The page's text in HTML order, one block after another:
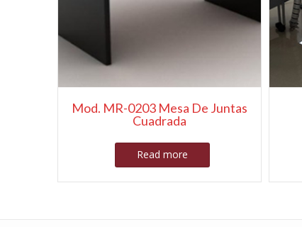
Mod. MR-0203 Mesa De Juntas
Cuadrada
Read more